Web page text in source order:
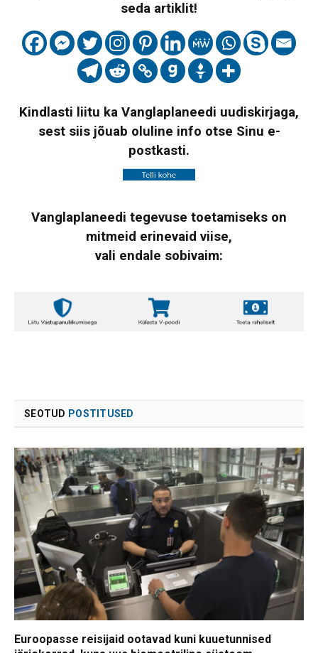
seda artiklit!
Kindlasti liitu ka Vanglaplaneedi uudiskirjaga,
sest siis jõuab oluline info otse Sinu e-
postkasti.
Vanglaplaneedi tegevuse toetamiseks on
mitmeid erinevaid viise,
vali endale sobivaim:
SEOTUD POSTITUSED
Euroopasse reisijaid ootavad kuni kuuetunnised